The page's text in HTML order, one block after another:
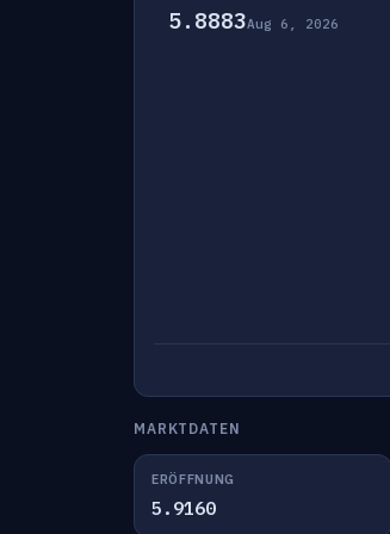
5.8883Aug 6, 2026
MARKTDATEN
ERÖFFNUNG
5.9160